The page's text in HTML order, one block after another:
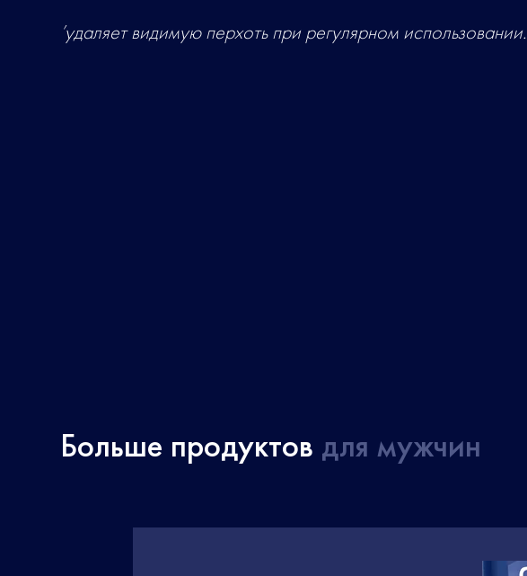
’удаляет видимую перхоть при регулярном использовании.
Больше продуктов для мужчин